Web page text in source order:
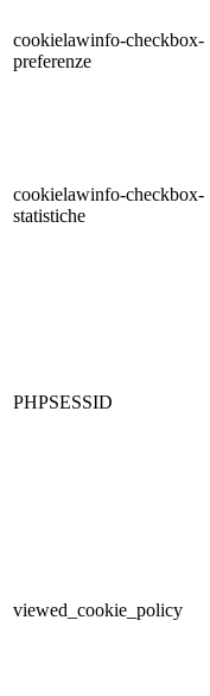
cookielawinfo-checkbox-
preferenze
cookielawinfo-checkbox-
statistiche
PHPSESSID
viewed_cookie_policy